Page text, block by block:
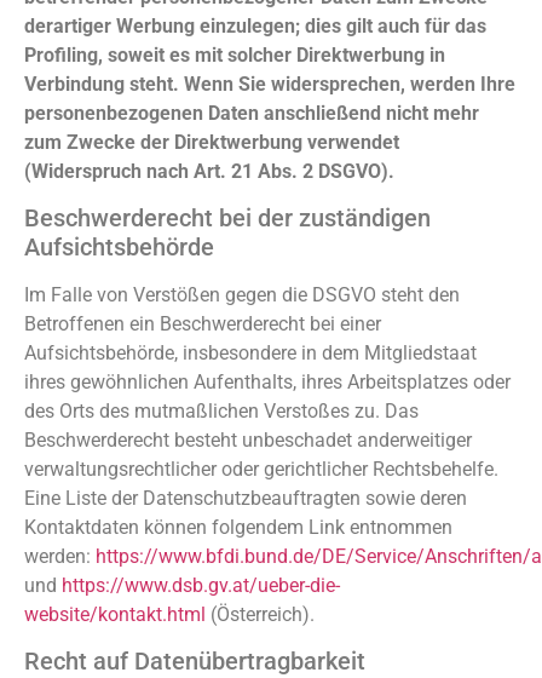
derartiger Werbung einzulegen; dies gilt auch für das
Profiling, soweit es mit solcher Direktwerbung in
Verbindung steht. Wenn Sie widersprechen, werden Ihre
personenbezogenen Daten anschließend nicht mehr
zum Zwecke der Direktwerbung verwendet
(Widerspruch nach Art. 21 Abs. 2 DSGVO).
Beschwerderecht bei der zuständigen
Aufsichtsbehörde
Im Falle von Verstößen gegen die DSGVO steht den
Betroffenen ein Beschwerderecht bei einer
Aufsichtsbehörde, insbesondere in dem Mitgliedstaat
ihres gewöhnlichen Aufenthalts, ihres Arbeitsplatzes oder
des Orts des mutmaßlichen Verstoßes zu. Das
Beschwerderecht besteht unbeschadet anderweitiger
verwaltungsrechtlicher oder gerichtlicher Rechtsbehelfe.
Eine Liste der Datenschutzbeauftragten sowie deren
Kontaktdaten können folgendem Link entnommen
werden: https://www.bfdi.bund.de/DE/Service/Anschriften/
und https://www.dsb.gv.at/ueber-die-
website/kontakt.html (Österreich).
Recht auf Datenübertragbarkeit